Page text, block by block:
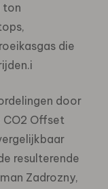
ton
die
door
CO2 Offset
resulterende
Zadrozny,